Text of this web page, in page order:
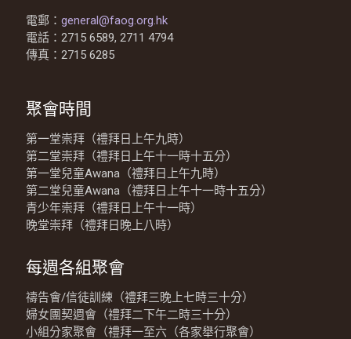
電郵： general@faog.org.hk
電話：2715 6589, 2711 4794
傳真：2715 6285
聚會時間
第一堂崇拜（禮拜日上午九時）
第二堂崇拜（禮拜日上午十一時十五分）
第一堂兒童Awana（禮拜日上午九時）
第二堂兒童Awana（禮拜日上午十一時十五分）
青少年崇拜（禮拜日上午十一時）
晚堂崇拜（禮拜日晚上八時）
每週各組聚會
禱告會/信徒訓練（禮拜三晚上七時三十分）
婦女團契週會（禮拜二下午二時三十分）
小組分家聚會（禮拜一至六（各家舉行聚會）